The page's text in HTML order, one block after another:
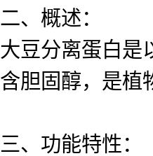
二、概述：
大豆分离蛋白是
含胆固醇，是植
三、功能特性：